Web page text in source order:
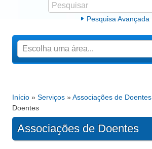
Formulário de procura
Pesquisar
Pesquisa Avançada
Está aqui
Início » Serviços »Associações de Doentes
Doentes
Associações de Doentes